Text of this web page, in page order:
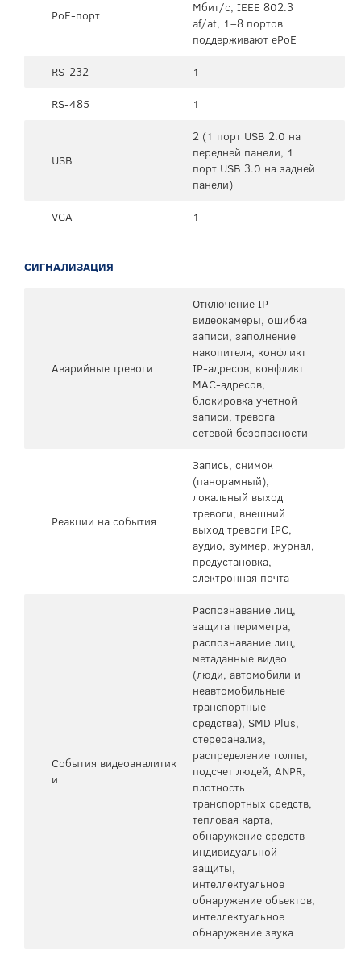
PoE-порт
Мбит/с, IEEE 802.3
af/at, 1–8 портов
поддерживают ePoE
RS-232
1
RS-485
1
USB
2 (1 порт USB 2.0 на
передней панели, 1
порт USB 3.0 на задней
панели)
VGA
1
СИГНАЛИЗАЦИЯ
Аварийные тревоги
Отключение IP-
видеокамеры, ошибка
записи, заполнение
накопителя, конфликт
IP-адресов, конфликт
MAC-адресов,
блокировка учетной
записи, тревога
сетевой безопасности
Реакции на события
Запись, снимок
(панорамный),
локальный выход
тревоги, внешний
выход тревоги IPC,
аудио, зуммер, журнал,
предустановка,
электронная почта
События видеоаналитик
и
Распознавание лиц,
защита периметра,
распознавание лиц,
метаданные видео
(люди, автомобили и
неавтомобильные
транспортные
средства), SMD Plus,
стереоанализ,
распределение толпы,
подсчет людей, ANPR,
плотность
транспортных средств,
тепловая карта,
обнаружение средств
индивидуальной
защиты,
интеллектуальное
обнаружение объектов,
интеллектуальное
обнаружение звука